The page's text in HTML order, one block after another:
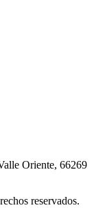
Oriente, 66269
reservados.